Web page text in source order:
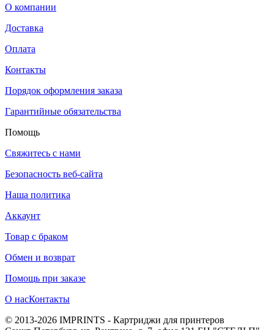
О компании
Доставка
Оплата
Контакты
Порядок оформления заказа
Гарантийные обязательства
Помощь
Свяжитесь с нами
Безопасность веб-сайта
Наша политика
Аккаунт
Товар с браком
Обмен и возврат
Помощь при заказе
О насКонтакты
© 2013-2026 IMPRINTS - Картриджи для принтеров